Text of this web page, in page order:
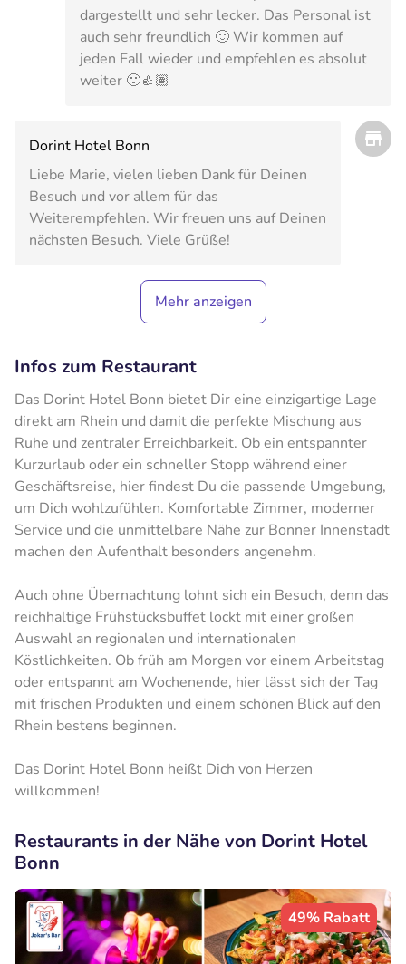
dargestellt und sehr lecker. Das Personal ist
auch sehr freundlich 🙂 Wir kommen auf
jeden Fall wieder und empfehlen es absolut
weiter 🙂👍🏽
Dorint Hotel Bonn
Liebe Marie, vielen lieben Dank für Deinen
Besuch und vor allem für das
Weiterempfehlen. Wir freuen uns auf Deinen
nächsten Besuch. Viele Grüße!
Mehr anzeigen
Infos zum Restaurant
Das Dorint Hotel Bonn bietet Dir eine einzigartige Lage
direkt am Rhein und damit die perfekte Mischung aus
Ruhe und zentraler Erreichbarkeit. Ob ein entspannter
Kurzurlaub oder ein schneller Stopp während einer
Geschäftsreise, hier findest Du die passende Umgebung,
um Dich wohlzufühlen. Komfortable Zimmer, moderner
Service und die unmittelbare Nähe zur Bonner Innenstadt
machen den Aufenthalt besonders angenehm.
Auch ohne Übernachtung lohnt sich ein Besuch, denn das
reichhaltige Frühstücksbuffet lockt mit einer großen
Auswahl an regionalen und internationalen
Köstlichkeiten. Ob früh am Morgen vor einem Arbeitstag
oder entspannt am Wochenende, hier lässt sich der Tag
mit frischen Produkten und einem schönen Blick auf den
Rhein bestens beginnen.
Das Dorint Hotel Bonn heißt Dich von Herzen
willkommen!
Restaurants in der Nähe von Dorint Hotel
Bonn
49% Rabatt